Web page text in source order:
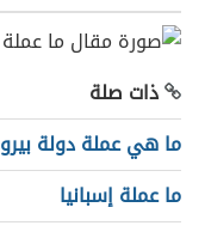
ذات صلة
ما هي عملة دولة بيرو
ما عملة إسبانيا